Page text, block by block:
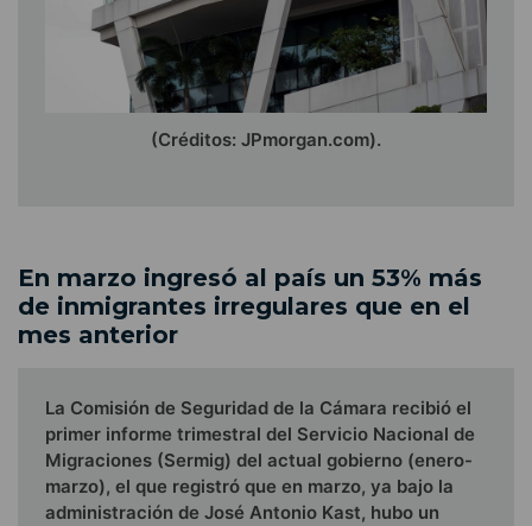
(Créditos: JPmorgan.com).
En marzo ingresó al país un 53% más
de inmigrantes irregulares que en el
mes anterior
La Comisión de Seguridad de la Cámara recibió el
primer informe trimestral del Servicio Nacional de
Migraciones (Sermig) del actual gobierno (enero-
marzo), el que registró que en marzo, ya bajo la
administración de José Antonio Kast, hubo un